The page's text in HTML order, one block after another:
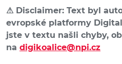
⚠ Disclaimer: Text byl
evropské platformy
jste v textu našli chyby,
na digikoalice@npi.cz